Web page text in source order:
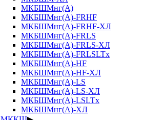
МКБШМнг(А)
МКБШМнг(А)-FRHF
МКБШМнг(А)-FRHF-ХЛ
МКБШМнг(А)-FRLS
МКБШМнг(А)-FRLS-ХЛ
МКБШМнг(А)-FRLSLTx
МКБШМнг(А)-HF
МКБШМнг(А)-HF-ХЛ
МКБШМнг(А)-LS
МКБШМнг(А)-LS-ХЛ
МКБШМнг(А)-LSLTx
МКБШМнг(А)-ХЛ